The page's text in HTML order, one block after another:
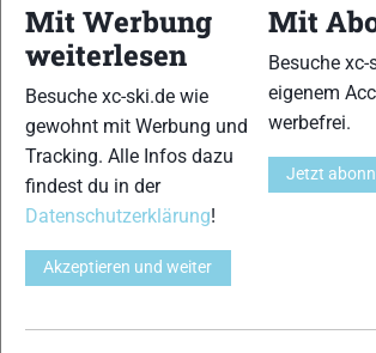
Tom Reichelt, Tim Tscharnke, Josef Wenzl
VERWANDTE ARTIKEL
Langlauf
Kurznews:
Poromaa im
Hochzeit bei
Langlauf
Kurznews:
Neuigkeiten vom
und schwedischer
Mit Werbung
weiterlesen
Besuche xc-ski.de wie
gewohnt mit Werbung und
Tracking. Alle Infos dazu
findest du in der
Datenschutzerklärung!
Akzeptieren und weiter
Mit
Besuche
eigenem
werbefrei.
Jetzt